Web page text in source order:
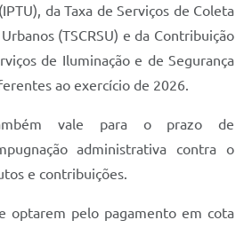
da Taxa de Serviços de Coleta
(TSCRSU) e da Contribuição
de Iluminação e de Segurança
ao exercício de 2026.
vale para o prazo de
administrativa contra o
e contribuições.
optarem pelo pagamento em cota